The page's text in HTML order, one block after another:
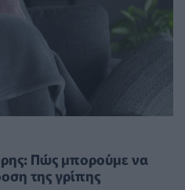
Πώς μπορούμε να
της γρίπης